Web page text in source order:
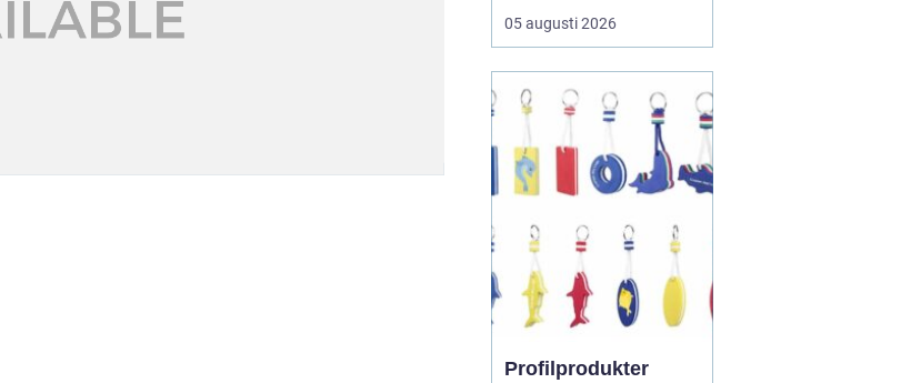
ventilations- och
klimatsystem för att
stabilt tryck och
energieffektiv drift. För
många fastighetsägare
och drifttekniker ha...
05 augusti 2026
Profilprodukter